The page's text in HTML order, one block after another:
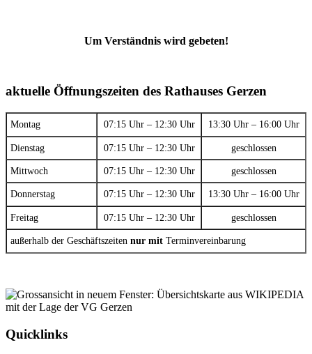
Um Verständnis wird gebeten!
aktuelle Öffnungszeiten des Rathauses Gerzen
Montag 07:15 Uhr – 12:30 Uhr 13:30 Uhr – 16:00 Uhr
Dienstag 07:15 Uhr – 12:30 Uhr geschlossen
Mittwoch 07:15 Uhr – 12:30 Uhr geschlossen
Donnerstag 07:15 Uhr – 12:30 Uhr 13:30 Uhr – 16:00 Uhr
Freitag 07:15 Uhr – 12:30 Uhr geschlossen
außerhalb der Geschäftszeiten nur mit Terminvereinbarung
Quicklinks